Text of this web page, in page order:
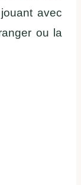
avec
ou la